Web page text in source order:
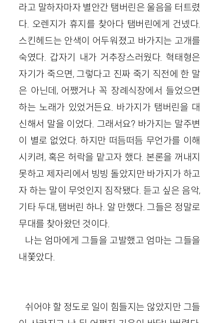
라고 말하자마자 별안간 탬버린은 울음을 터트렸
다. 오렌지가 휴지를 찾아다 탬버린에게 건넸다.
스킨헤드는 안색이 어두워졌고 바가지는 고개를
숙였다. 갑자기 내가 거추장스러웠다. 혁태형은
자기가 죽으면, 그렇다고 진짜 죽기 직전에 한 말
은 아닌데, 어쨌거나 꼭 장례식장에서 들었으면
하는 노래가 있었거든요. 바가지가 탬버린을 대
신해서 말을 이었다. 그래서요? 바가지는 말주변
이 별로 없었다. 하지만 떠듬떠듬 무언가를 이해
시키려, 혹은 허락을 맡고자 했다. 본론을 꺼내지
못하고 제자리에서 빙빙 돌았지만 바가지가 하고
자 하는 말이 무엇인지 짐작됐다. 듣고 싶은 음악,
기타 두대, 탬버린 하나. 알 만했다. 그들은 정말로
무대를 찾아왔던 것이다.
나는 엄마에게 그들을 고발했고 엄마는 그들을
내쫓았다.
쉬어야 할 정도로 일이 힘들지는 않았지만 그들